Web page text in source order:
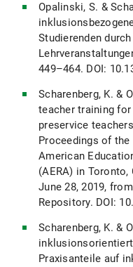
Opalinski, S. &
Studierenden
449–464. DOI:
Scharenberg, K. &
teacher training
preservice
Proceedings of
American
(AERA) in Toronto,
June 28, 2019,
Repository. DOI:
Scharenberg, K. &
Praxisanteile auf